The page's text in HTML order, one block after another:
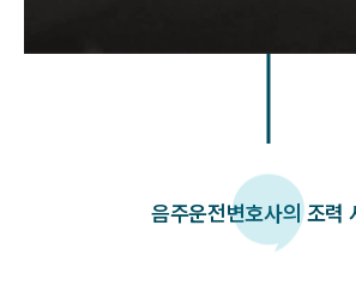
음주운전변호사의 조력